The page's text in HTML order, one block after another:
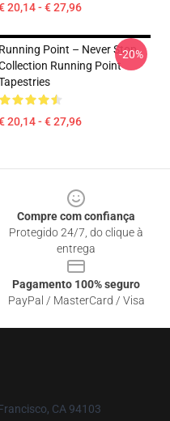
20,14 - € 27,96
Running Point – Never Stop
Running Point
20,14 - € 27,96
-20%
Compre com confiança
Protegido 24/7, do clique à
entrega
Pagamento 100% seguro
PayPal / MasterCard / Visa
CA 94103